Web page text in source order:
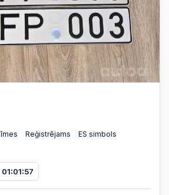
Reģistrējams
ES simbols
01:01:56